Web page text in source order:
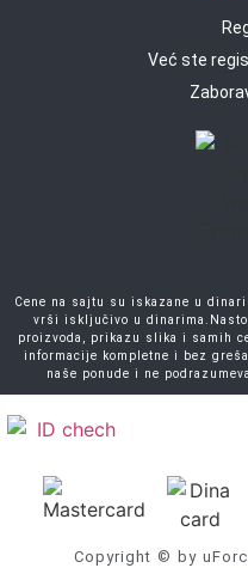
Već ste
Cene na sajtu su iskazane u
vrši isključivo u
proizvoda, prikazu slika i samih
informacije kompletne i bez
naše ponude i ne
Copyright © by